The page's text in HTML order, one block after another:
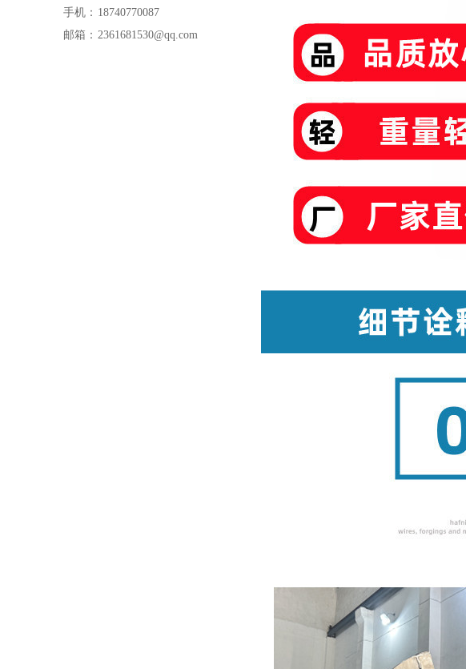
手机： 18740770087
邮箱： 2361681530@qq.com